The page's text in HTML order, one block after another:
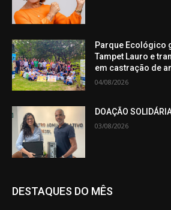
Parque Ecológico
Tampet Lauro e
em castração de
04/08/2026
DOAÇÃO
03/08/2026
DESTAQUES DO MÊS